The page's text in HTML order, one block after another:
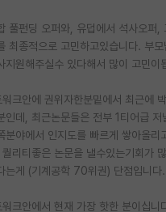
판
게시판
풀펀딩 오퍼와, 유덥에서 석사오퍼,
최종적으로 고민하고있습니다. 부
지원해주실수 있다해서 많이 고민이
크안에 권위자한분밑에서 최근에
인데, 최근논문들은 전부 1티어급 저
분야에서 인지도를 빠르게 쌓아올리
리티좋은 논문을 낼수있는기회가 많
는게 (기계공학 70위권) 단점입니다.
크안에서 현재 가장 핫한 분이십니